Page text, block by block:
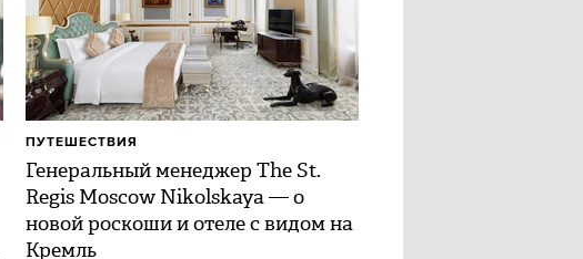
Генеральный менеджер The St.
Regis Moscow Nikolskaya — о
новой роскоши и отеле с видом на
Кремль
ПУТЕШЕСТВИЯ